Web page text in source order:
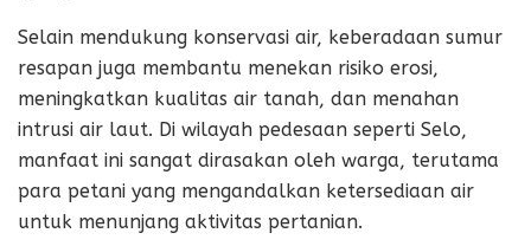
Selain mendukung konservasi air, keberadaan sumur
resapan juga membantu menekan risiko erosi,
meningkatkan kualitas air tanah, dan menahan
intrusi air laut. Di wilayah pedesaan seperti Selo,
manfaat ini sangat dirasakan oleh warga, terutama
para petani yang mengandalkan ketersediaan air
untuk menunjang aktivitas pertanian.